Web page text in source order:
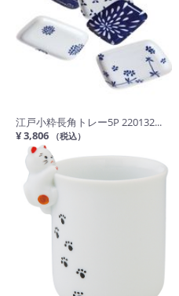
江戸小粋長角トレー5P 220132...
¥ 3,806
（税込）